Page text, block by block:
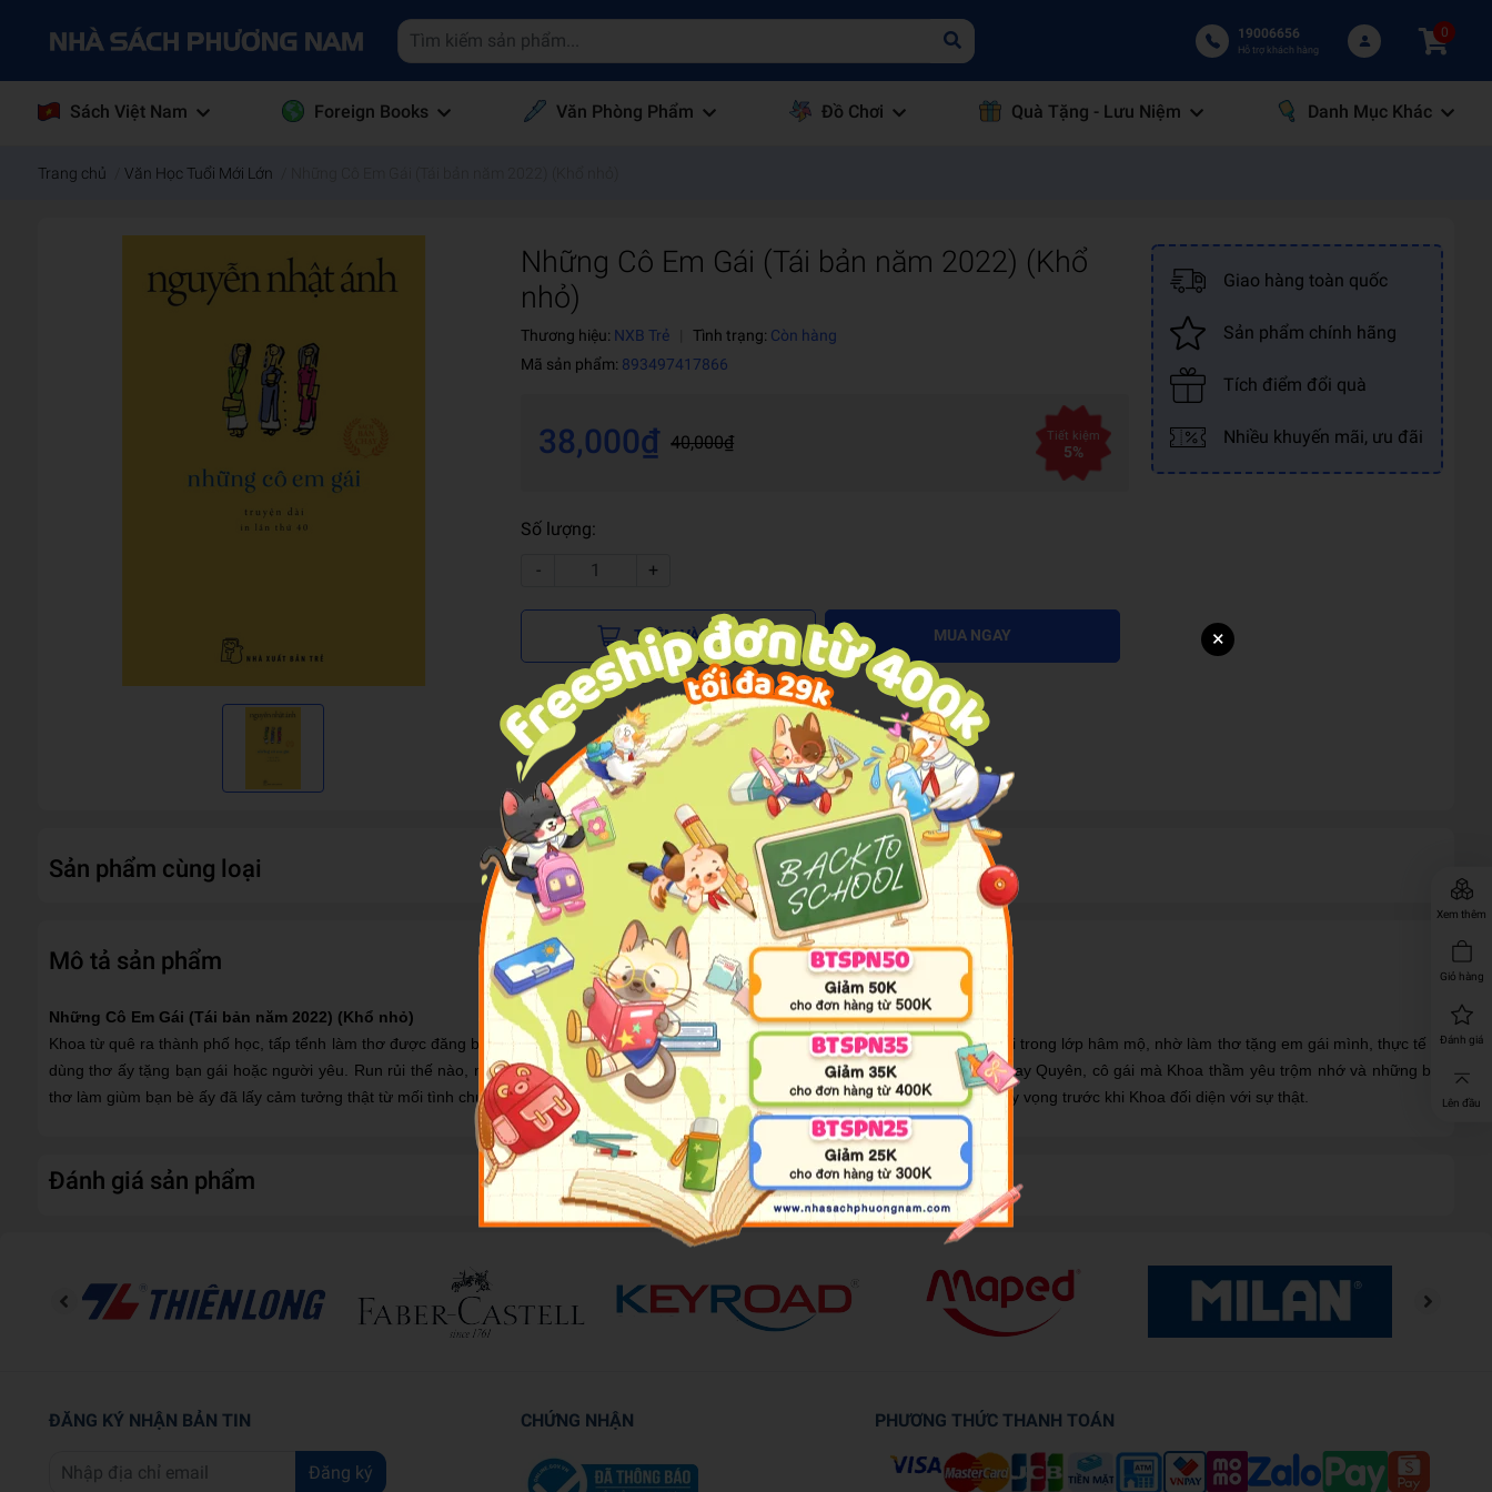
19006656
Hỗ trợ khách hàng
0
Sách Việt Nam Foreign Books Văn Phòng Phẩm Đồ Chơi Quà Tặng - Lưu Niệm Danh Mục Khác
Xem thêm
Giỏ hàng
Đánh giá
Lên đầu
Trang chủ Văn Học Tuổi Mới Lớn
Những Cô Em Gái (Tái bản năm 2022) (Khổ
nhỏ)
Thương hiệu: NXB Trẻ Tình trạng: Còn hàng
Mã sản phẩm: 893497417866
38,000₫ 40,000₫ Tiết kiệm
5%
Số lượng:
-
+
THÊM VÀO GIỎ MUA NGAY
Giao hàng toàn quốc
Sản phẩm chính hãng
Tích điểm đổi quà
Nhiều khuyến mãi, ưu đãi
Sản phẩm cùng loại
Mô tả sản phẩm
Những Cô Em Gái (Tái bản năm 2022) (Khổ nhỏ)
Khoa từ quê ra thành phố học, tấp tểnh làm thơ được đăng báo và bắt đầu nổi tiếng trong giới học sinh. Nhờ thế, Khoa được các bạn trai trong lớp hâm mộ, nhờ làm thơ tặng em gái mình, thực tế là
dùng thơ ấy tặng bạn gái hoặc người yêu. Run rủi thế nào, những bài thơ ấy được truyền tay qua một con đường vòng nào đó lại đến tay Quyên, cô gái mà Khoa thầm yêu trộm nhớ và những bài
thơ làm giùm bạn bè ấy đã lấy cảm tưởng thật từ mối tình chưa ngỏ với Quyên. Sự việc ấy gây nhiều hiểu lầm và nuôi trong Khoa niềm hy vọng trước khi Khoa đối diện với sự thật.
Đánh giá sản phẩm
ĐĂNG KÝ NHẬN BẢN TIN
Đăng ký
CHỨNG NHẬN PHƯƠNG THỨC THANH TOÁN
×